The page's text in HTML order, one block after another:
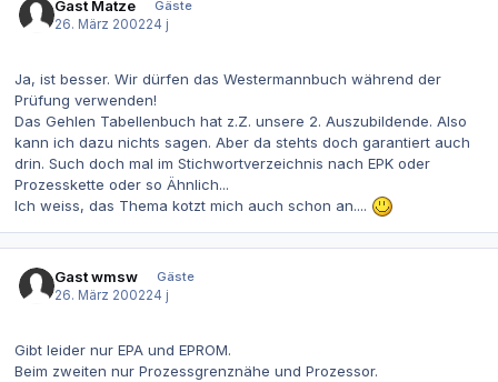
Gast Matze
Gäste
26. März 200224 j
Ja, ist besser. Wir dürfen das Westermannbuch während der
Prüfung verwenden!
Das Gehlen Tabellenbuch hat z.Z. unsere 2. Auszubildende. Also
kann ich dazu nichts sagen. Aber da stehts doch garantiert auch
drin. Such doch mal im Stichwortverzeichnis nach EPK oder
Prozesskette oder so Ähnlich...
Ich weiss, das Thema kotzt mich auch schon an....
Gast wmsw
Gäste
26. März 200224 j
Gibt leider nur EPA und EPROM.
Beim zweiten nur Prozessgrenznähe und Prozessor.